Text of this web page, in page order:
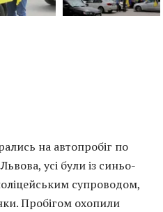
на автопробіг по
усі були із синьо-
супроводом,
Пробігом охопили